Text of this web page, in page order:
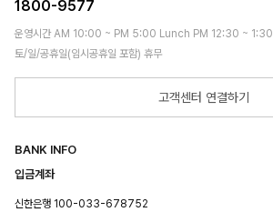
1800-9577
운영시간 AM 10:00 ~ PM 5:00 Lunch PM 12:30 ~ 1:30
토/일/공휴일(임시공휴일 포함) 휴무
고객센터 연결하기
BANK INFO
입금계좌
신한은행 100-033-678752